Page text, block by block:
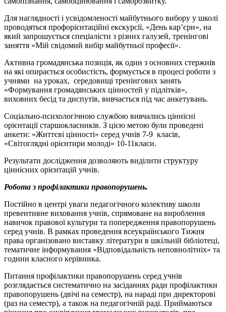
Для наглядності і усвідомленості майбутнього вибору у школі
проводяться профорієнтаційні екскурсії, «День кар’єри», на
який запрошується спеціалісти з різних галузей, тренінгові
заняття «Мій свідомий вибір майбутньої професії».
Активна громадянська позиція, як один з основних стержнів
на які опирається особистість, формується в процесі роботи з
учнями на уроках, середовищі тренінгових занять
«Формування громадянських цінностей у підлітків»,
виховних бесід та диспутів, вивчається під час анкетувань.
Соціально-психологічною службою вивчались ціннісні
орієнтації старшокласників. З цією метою були проведені
анкети: «Життєві цінності» серед учнів 7-9 класів,
«Світоглядні орієнтири молоді» 10-11класи.
Результати дослідження дозволяють виділити структуру
ціннісних орієнтацій учнів.
Робота з профілактики правопорушень.
Постійно в центрі уваги педагогічного колективу школи
превентивне виховання учнів, спрямоване на вироблення
навичок правової культури та попередження правопорушень
серед учнів. В рамках проведення всеукраїнського Тижня
права організовано виставку літератури в шкільній бібліотеці,
тематичне інформування «Відповідальність неповнолітніх» та
години класного керівника.
Питання профілактики правопорушень серед учнів
розглядається систематично на засіданнях ради профілактики
правопорушень (двічі на семестр), на нараді при директорові
(раз на семестр), а також на педагогічній раді. Приймаються